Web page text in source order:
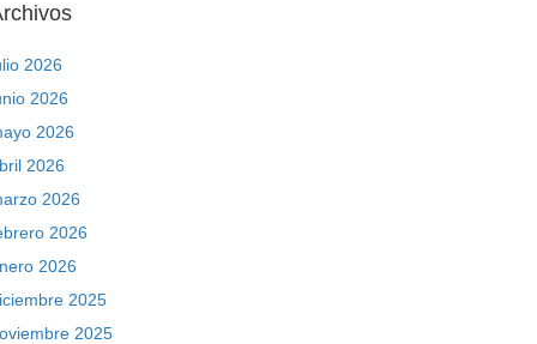
2026
2026
2026
2026
2026
2026
2026
2025
2025